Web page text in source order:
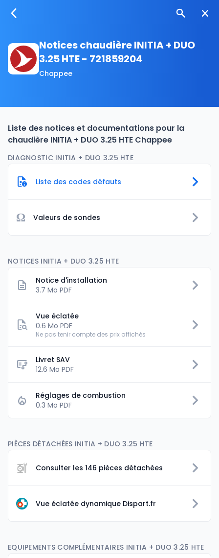
Notices chaudière INITIA + DUO
3.25 HTE - 721859204
Chappee
Liste des notices et documentations pour la
chaudière INITIA + DUO 3.25 HTE Chappee
DIAGNOSTIC INITIA + DUO 3.25 HTE
Liste des codes défauts
Ω Valeurs de sondes
NOTICES INITIA + DUO 3.25 HTE
Notice d'installation
3.7 Mo PDF
Vue éclatée
0.6 Mo PDF
Ne pas tenir compte des prix affichés
flowsheet
Livret SAV
12.6 Mo PDF
Réglages de combustion
0.3 Mo PDF
PIÈCES DÉTACHÉES INITIA + DUO 3.25 HTE
Consulter les 146 pièces détachées
Vue éclatée dynamique Dispart.fr
EQUIPEMENTS COMPLÉMENTAIRES INITIA + DUO 3.25 HTE